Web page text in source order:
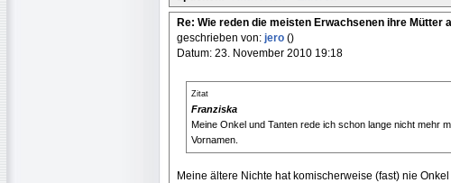
Re: Wie reden die meisten Erwachsenen ihre Mütter
geschrieben von: jero ()
Datum: 23. November 2010 19:18
Zitat
Franziska
Meine Onkel und Tanten rede ich schon lange nicht mehr
Vornamen.
Meine ältere Nichte hat komischerweise (fast) nie